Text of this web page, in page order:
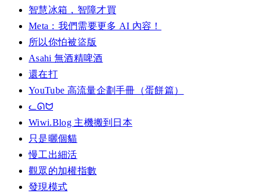
智慧冰箱，智障才買
Meta：我們需要更多 AI 內容！
所以你怕被盜版
Asahi 無酒精啤酒
還在打
YouTube 高流量企劃手冊（蛋餅篇）
ᓚᘏᗢ
Wiwi.Blog 主機搬到日本
只是曬個貓
慢工出細活
觀眾的加權指數
發現模式